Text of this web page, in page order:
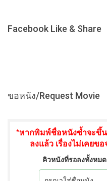
Facebook Like & Share
ขอหนัง/Request Movie